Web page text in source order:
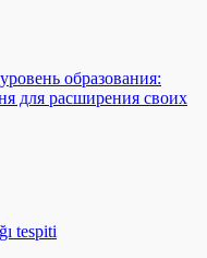
образования:
для расширения своих
tespiti